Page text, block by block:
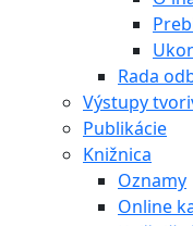
Rada
Výstupy
Publikácie
Knižnica
Oznamy
Online